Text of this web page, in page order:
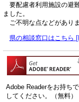
要配慮者利用施設の避
ました。
ご不明な点などがあり
県の相談窓口はこちら
Adobe Readerをお持ち
してください。（無料）